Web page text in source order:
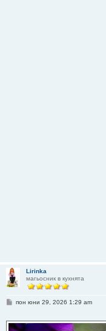
Lirinka
магьосник в кухнята
М
н
пон юни 29, 2026 1:29 am